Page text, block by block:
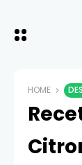
HOME